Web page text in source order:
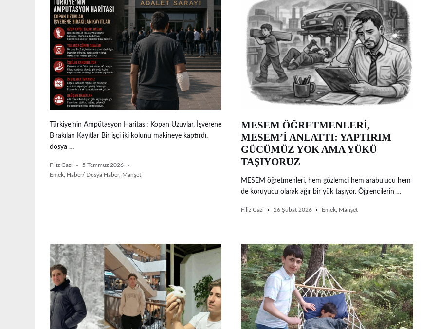
Türkiye’nin Ampütasyon Haritası: Kopan Uzuvlar, İşverene
Bırakılan Kayıtlar Bir işçi iki kolunu makineye kaptırdı,
dosya …
Filiz Gazi
5 Temmuz 2026
Emek, Haber/ Dosya Haber, Manşet
MESEM ÖĞRETMENLERİ,
MESEM’İ ANLATTI: YAPTIRIM
GÜCÜMÜZ YOK AMA YÜKÜ
TAŞIYORUZ
MESEM öğretmenleri, hem gözlemci hem arabulucu hem
de koruyucu olarak ağır bir yük taşıyor. Öğrencilerin …
Filiz Gazi 26 Şubat 2026 Emek, Manşet